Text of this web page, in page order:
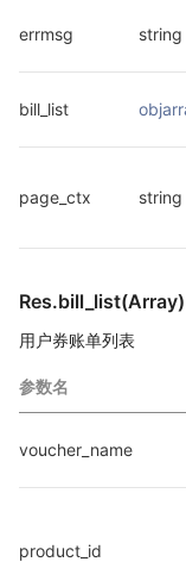
errmsg string
bill_list
page_ctx string
Res.bill_list(Array)
用户券账单列表
参数名
voucher_name
product_id